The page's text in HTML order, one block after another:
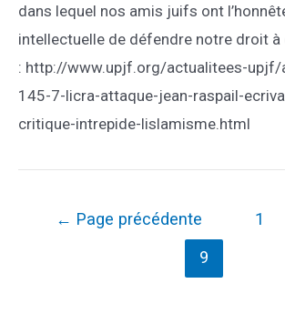
dans lequel nos amis juifs ont
intellectuelle de défendre notre droit à
: http://www.upjf.org/actualitees-
145-7-licra-attaque-jean-raspail-
critique-intrepide-lislamisme.html
Pagination
← Page précédente 1
9